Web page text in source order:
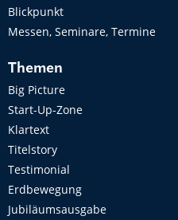
Blickpunkt
Messen, Seminare, Termine
Themen
Big Picture
Start-Up-Zone
Klartext
Titelstory
Testimonial
Erdbewegung
Jubiläumsausgabe